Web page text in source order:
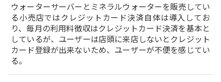
ウォーターサーバーとミネラルウォーターを販売してい
る小売店ではクレジットカード決済自体は導入してお
り、毎月の利用料徴収はクレジットカード決済を基本と
しているが、ユーザーは店頭に来店しないとクレジット
カード登録が出来ないため、ユーザーが不便を感じてい
る。